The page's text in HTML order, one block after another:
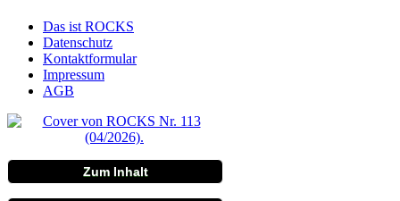
Das ist ROCKS
Datenschutz
Kontaktformular
Impressum
AGB
Zum Inhalt